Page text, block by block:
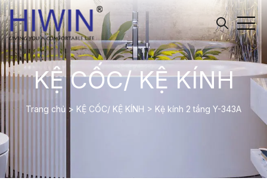
KỆ CỐC/ KỆ KÍNH
Trang chủ > KỆ CỐC/ KỆ KÍNH > Kệ kính 2 tầng Y-343A